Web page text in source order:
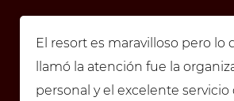
El resort es maravilloso pero lo
llamó la atención fue la
personal y el excelente servicio